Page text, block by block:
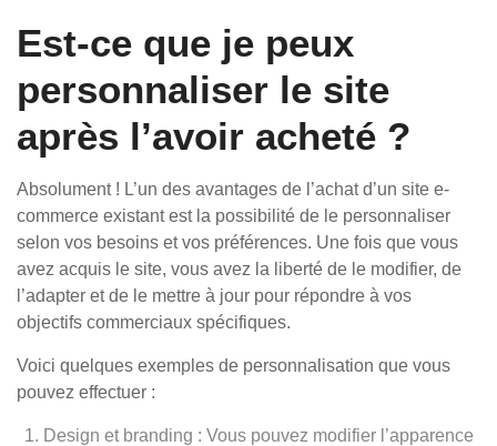
Est-ce que je peux
personnaliser le site
après l’avoir acheté ?
Absolument ! L’un des avantages de l’achat d’un site e-
commerce existant est la possibilité de le personnaliser
selon vos besoins et vos préférences. Une fois que vous
avez acquis le site, vous avez la liberté de le modifier, de
l’adapter et de le mettre à jour pour répondre à vos
objectifs commerciaux spécifiques.
Voici quelques exemples de personnalisation que vous
pouvez effectuer :
Design et branding : Vous pouvez modifier l’apparence